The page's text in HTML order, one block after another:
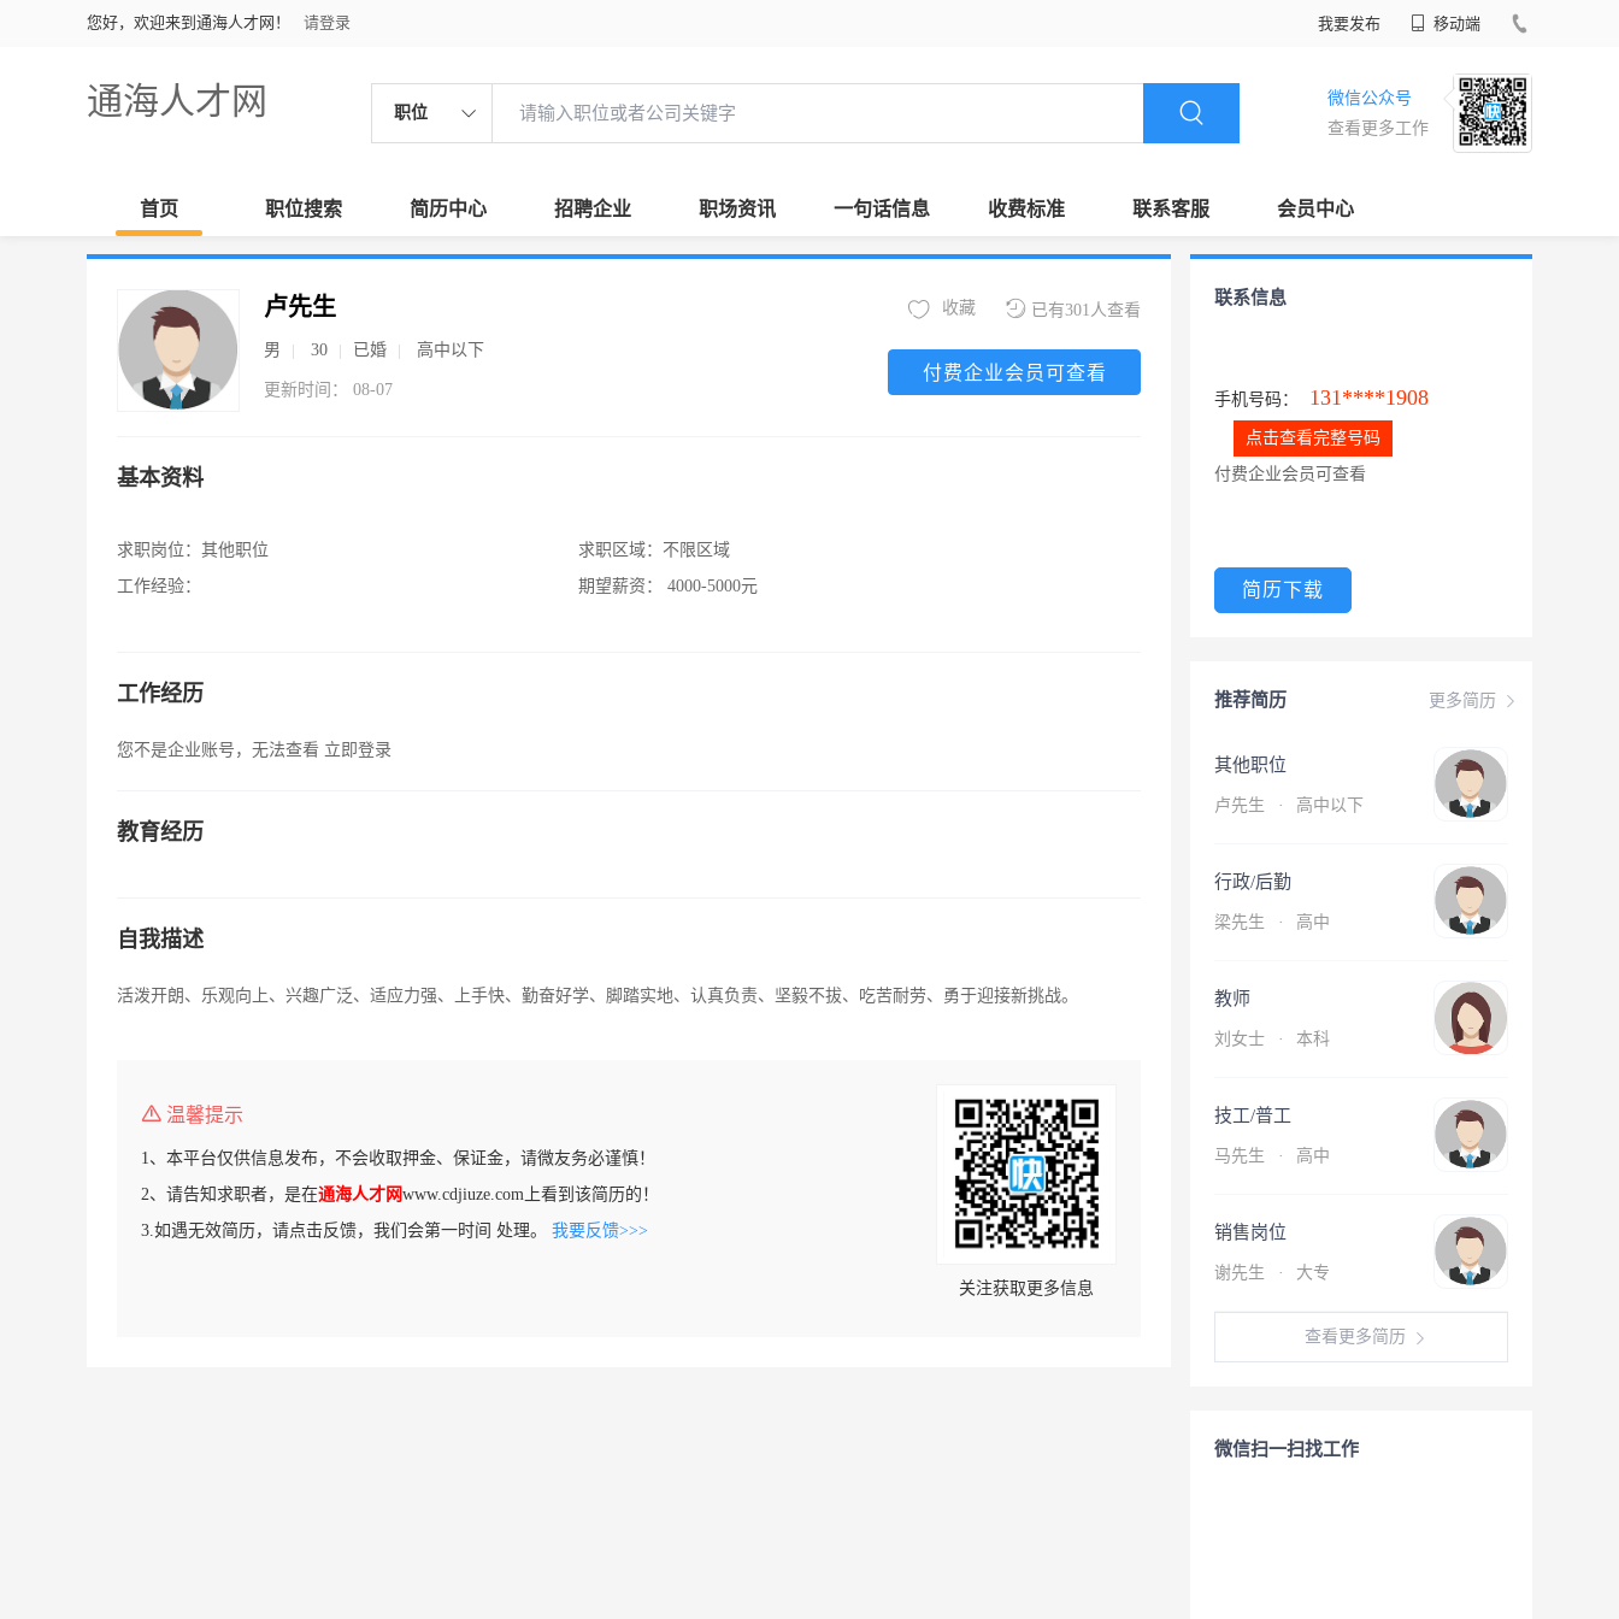
您好，欢迎来到通海人才网！ 请登录 我要发布 移动端
通海人才网 职位
微信公众号
查看更多工作
首页 职位搜索 简历中心 招聘企业 职场资讯 一句话信息 收费标准 联系客服 会员中心
卢先生
男 30 已婚 高中以下
更新时间： 08-07
已有301人查看
收藏
付费企业会员可查看
基本资料
求职岗位： 其他职位
工作经验：
求职区域： 不限区域
期望薪资：
4000-5000元
工作经历
您不是企业账号，无法查看 立即登录
教育经历
自我描述
活泼开朗、乐观向上、兴趣广泛、适应力强、上手快、勤奋好学、脚踏实地、认真负责、坚毅不拔、吃苦耐劳、勇于迎接新挑战。
温馨提示
1、本平台仅供信息发布，不会收取押金、保证金，请微友务必谨慎！
2、请告知求职者，是在通海人才网www.cdjiuze.com上看到该简历的！
3.如遇无效简历，请点击反馈，我们会第一时间 处理。 我要反馈>>>
关注获取更多信息
联系信息
手机号码： 131****1908
点击查看完整号码
付费企业会员可查看
简历下载
更多简历
推荐简历
其他职位
卢先生 · 高中以下
行政/后勤
梁先生 · 高中
教师
刘女士 · 本科
技工/普工
马先生 · 高中
销售岗位
谢先生 · 大专
查看更多简历
微信扫一扫找工作